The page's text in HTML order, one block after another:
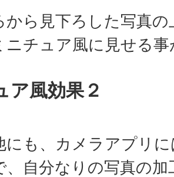
から見下ろした写真
ニチュア風に見せる
ア風効果２
にも、カメラアプリ
、自分なりの写真の